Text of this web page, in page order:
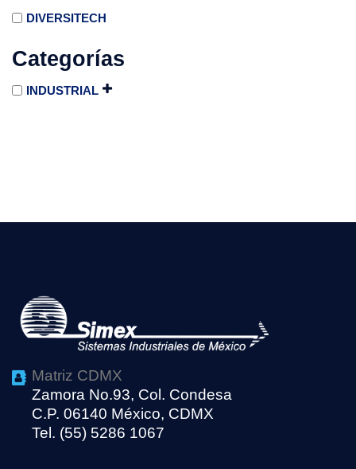
DIVERSITECH
Categorías
INDUSTRIAL
Matriz CDMX
Zamora No.93, Col. Condesa
C.P. 06140 México, CDMX
Tel. (55) 5286 1067